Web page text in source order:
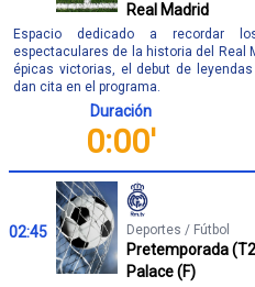
Real Madrid
Espacio dedicado a recordar
espectaculares de la historia del Real
épicas victorias, el debut de
dan cita en el programa.
Duración
0:00'
02:45 Deportes / Fútbol
Pretemporada
Palace (F)